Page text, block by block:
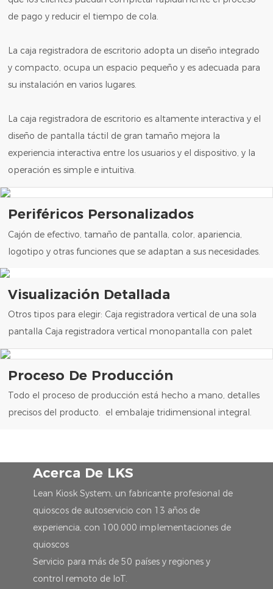
de pago y reducir el tiempo de cola.
La caja registradora de escritorio adopta un diseño integrado
y compacto, ocupa un espacio pequeño y es adecuada para
su instalación en varios lugares.
La caja registradora de escritorio es altamente interactiva y el
diseño de pantalla táctil de gran tamaño mejora la
experiencia interactiva entre los usuarios y el dispositivo, y la
operación es simple e intuitiva.
Periféricos Personalizados
Cajón de efectivo, tamaño de pantalla, color, apariencia,
logotipo y otras funciones que se adaptan a sus necesidades.
Visualización Detallada
Otros tipos para elegir: Caja registradora vertical de una sola
pantalla Caja registradora vertical monopantalla con palet
Proceso De Producción
Todo el proceso de producción está hecho a mano, detalles
precisos del producto. el embalaje tridimensional integral.
Acerca De LKS
Lean Kiosk System, un fabricante profesional de
quioscos de autoservicio con 13 años de
experiencia, con 100.000 implementaciones de
quioscos
Servicio para más de 50 países y regiones y
control remoto de IoT.